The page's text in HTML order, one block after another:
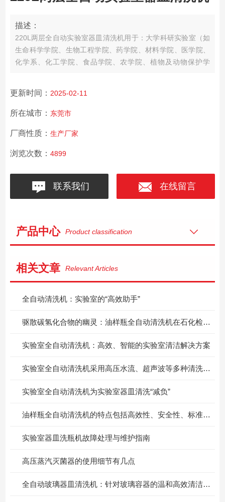
描述：
220L两层全自动实验室器皿清洗机用于：大学科研实验室（如
生命科学学院、生物工程学院、药学院、材料学院、医学院、
化学系、化工学院、食品学院、农学院、植物及动物保护学
更新时间： 2025-02-11
所在城市： 东莞市
厂商性质： 生产厂家
浏览次数： 4899
联系我们 在线留言
产品中心 Product classification
相关文章 Relevant Articles
全自动清洗机：实验室的“高效助手”
驱散碳氢化合物的幽灵：油样瓶全自动清洗机在石化检测中的硬核突围
实验室全自动清洗机：高效、智能的实验室清洁解决方案
实验室全自动清洗机采用高压水流、超声波等多种清洗方式
实验室全自动清洗机为实验室器皿清洗“减负”
油样瓶全自动清洗机的特点包括高效性、安全性、标准化和环保性
实验室器皿洗瓶机故障处理与维护指南
高压蒸汽灭菌器的使用细节有几点
全自动玻璃器皿清洗机：针对玻璃容器的温和高效清洁方案